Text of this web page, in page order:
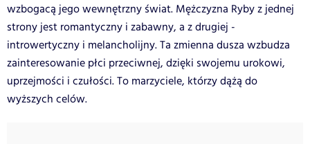
wzbogacą jego wewnętrzny świat. Mężczyzna Ryby z jednej
strony jest romantyczny i zabawny, a z drugiej -
introwertyczny i melancholijny. Ta zmienna dusza wzbudza
zainteresowanie płci przeciwnej, dzięki swojemu urokowi,
uprzejmości i czułości. To marzyciele, którzy dążą do
wyższych celów.